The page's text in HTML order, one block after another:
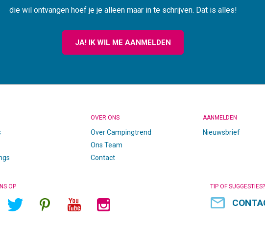
die wil ontvangen hoef je je alleen maar in te schrijven. Dat is alles!
JA! IK WIL ME AANMELDEN
OVER ONS
Over Campingtrend
Ons Team
Contact
AANMELDEN
Nieuwsbrief
OP TIP OF